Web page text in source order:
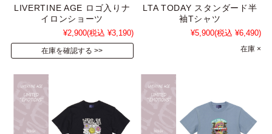
LIVERTINE AGE ロゴ入りナ
イロンショーツ
¥2,900(税込 ¥3,190)
在庫を確認する
LTA TODAY スタンダード半
袖Tシャツ
¥5,900(税込 ¥6,490)
在庫 ×